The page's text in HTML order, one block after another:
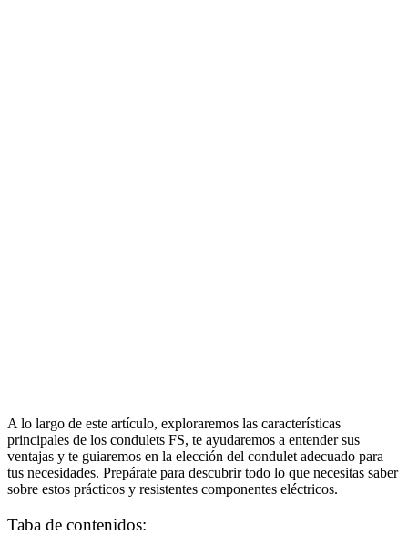
A lo largo de este artículo, exploraremos las características
principales de los condulets FS, te ayudaremos a entender sus
ventajas y te guiaremos en la elección del condulet adecuado para
tus necesidades. Prepárate para descubrir todo lo que necesitas saber
sobre estos prácticos y resistentes componentes eléctricos.
Taba de contenidos: